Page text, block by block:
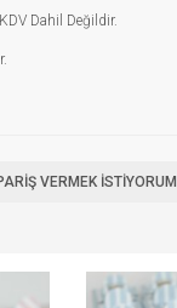
Dahil Değildir.
VERMEK İSTİYORUM